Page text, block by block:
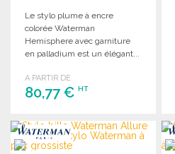
Le stylo plume à encre
colorée Waterman
Hemisphere avec garniture
en palladium est un élégant...
A PARTIR DE
80,77 € HT
COMMANDER
Demander un devis